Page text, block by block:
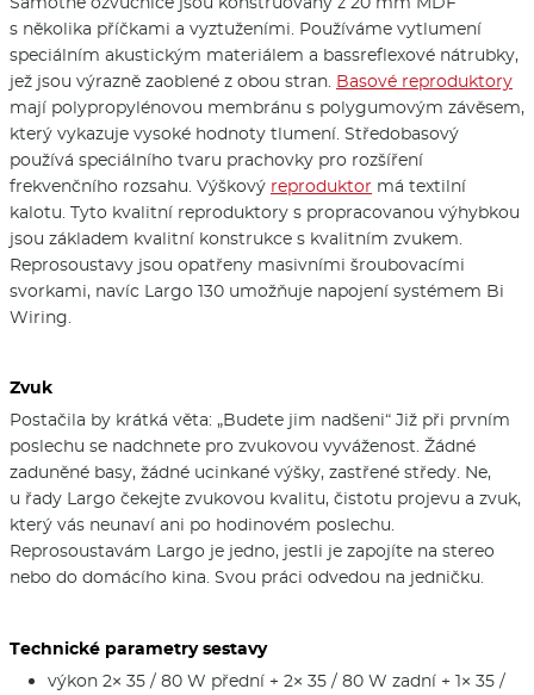
s několika příčkami a vyztuženími. Používáme vytlumení
speciálním akustickým materiálem a bassreflexové nátrubky,
jež jsou výrazně zaoblené z obou stran. Basové reproduktory
mají polypropylénovou membránu s polygumovým závěsem,
který vykazuje vysoké hodnoty tlumení. Středobasový
používá speciálního tvaru prachovky pro rozšíření
frekvenčního rozsahu. Výškový reproduktor má textilní
kalotu. Tyto kvalitní reproduktory s propracovanou výhybkou
jsou základem kvalitní konstrukce s kvalitním zvukem.
Reprosoustavy jsou opatřeny masivními šroubovacími
svorkami, navíc Largo 130 umožňuje napojení systémem Bi
Wiring.
Zvuk
Postačila by krátká věta: „Budete jim nadšeni“ Již při prvním
poslechu se nadchnete pro zvukovou vyváženost. Žádné
zaduněné basy, žádné ucinkané výšky, zastřené středy. Ne,
u řady Largo čekejte zvukovou kvalitu, čistotu projevu a zvuk,
který vás neunaví ani po hodinovém poslechu.
Reprosoustavám Largo je jedno, jestli je zapojíte na stereo
nebo do domácího kina. Svou práci odvedou na jedničku.
Technické parametry sestavy
výkon 2× 35 / 80 W přední + 2× 35 / 80 W zadní + 1× 35 /